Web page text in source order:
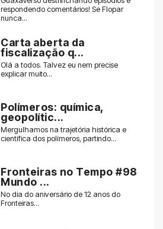
respondendo comentários! Se Flopar
nunca...
Carta aberta da
fiscalização q...
Olá a todos. Talvez eu nem precise
explicar muito...
Polímeros: química,
geopolític...
Mergulhamos na trajetória histórica e
científica dos polímeros, partindo...
Fronteiras no Tempo #98
Mundo ...
No dia do aniversário de 12 anos do
Fronteiras...